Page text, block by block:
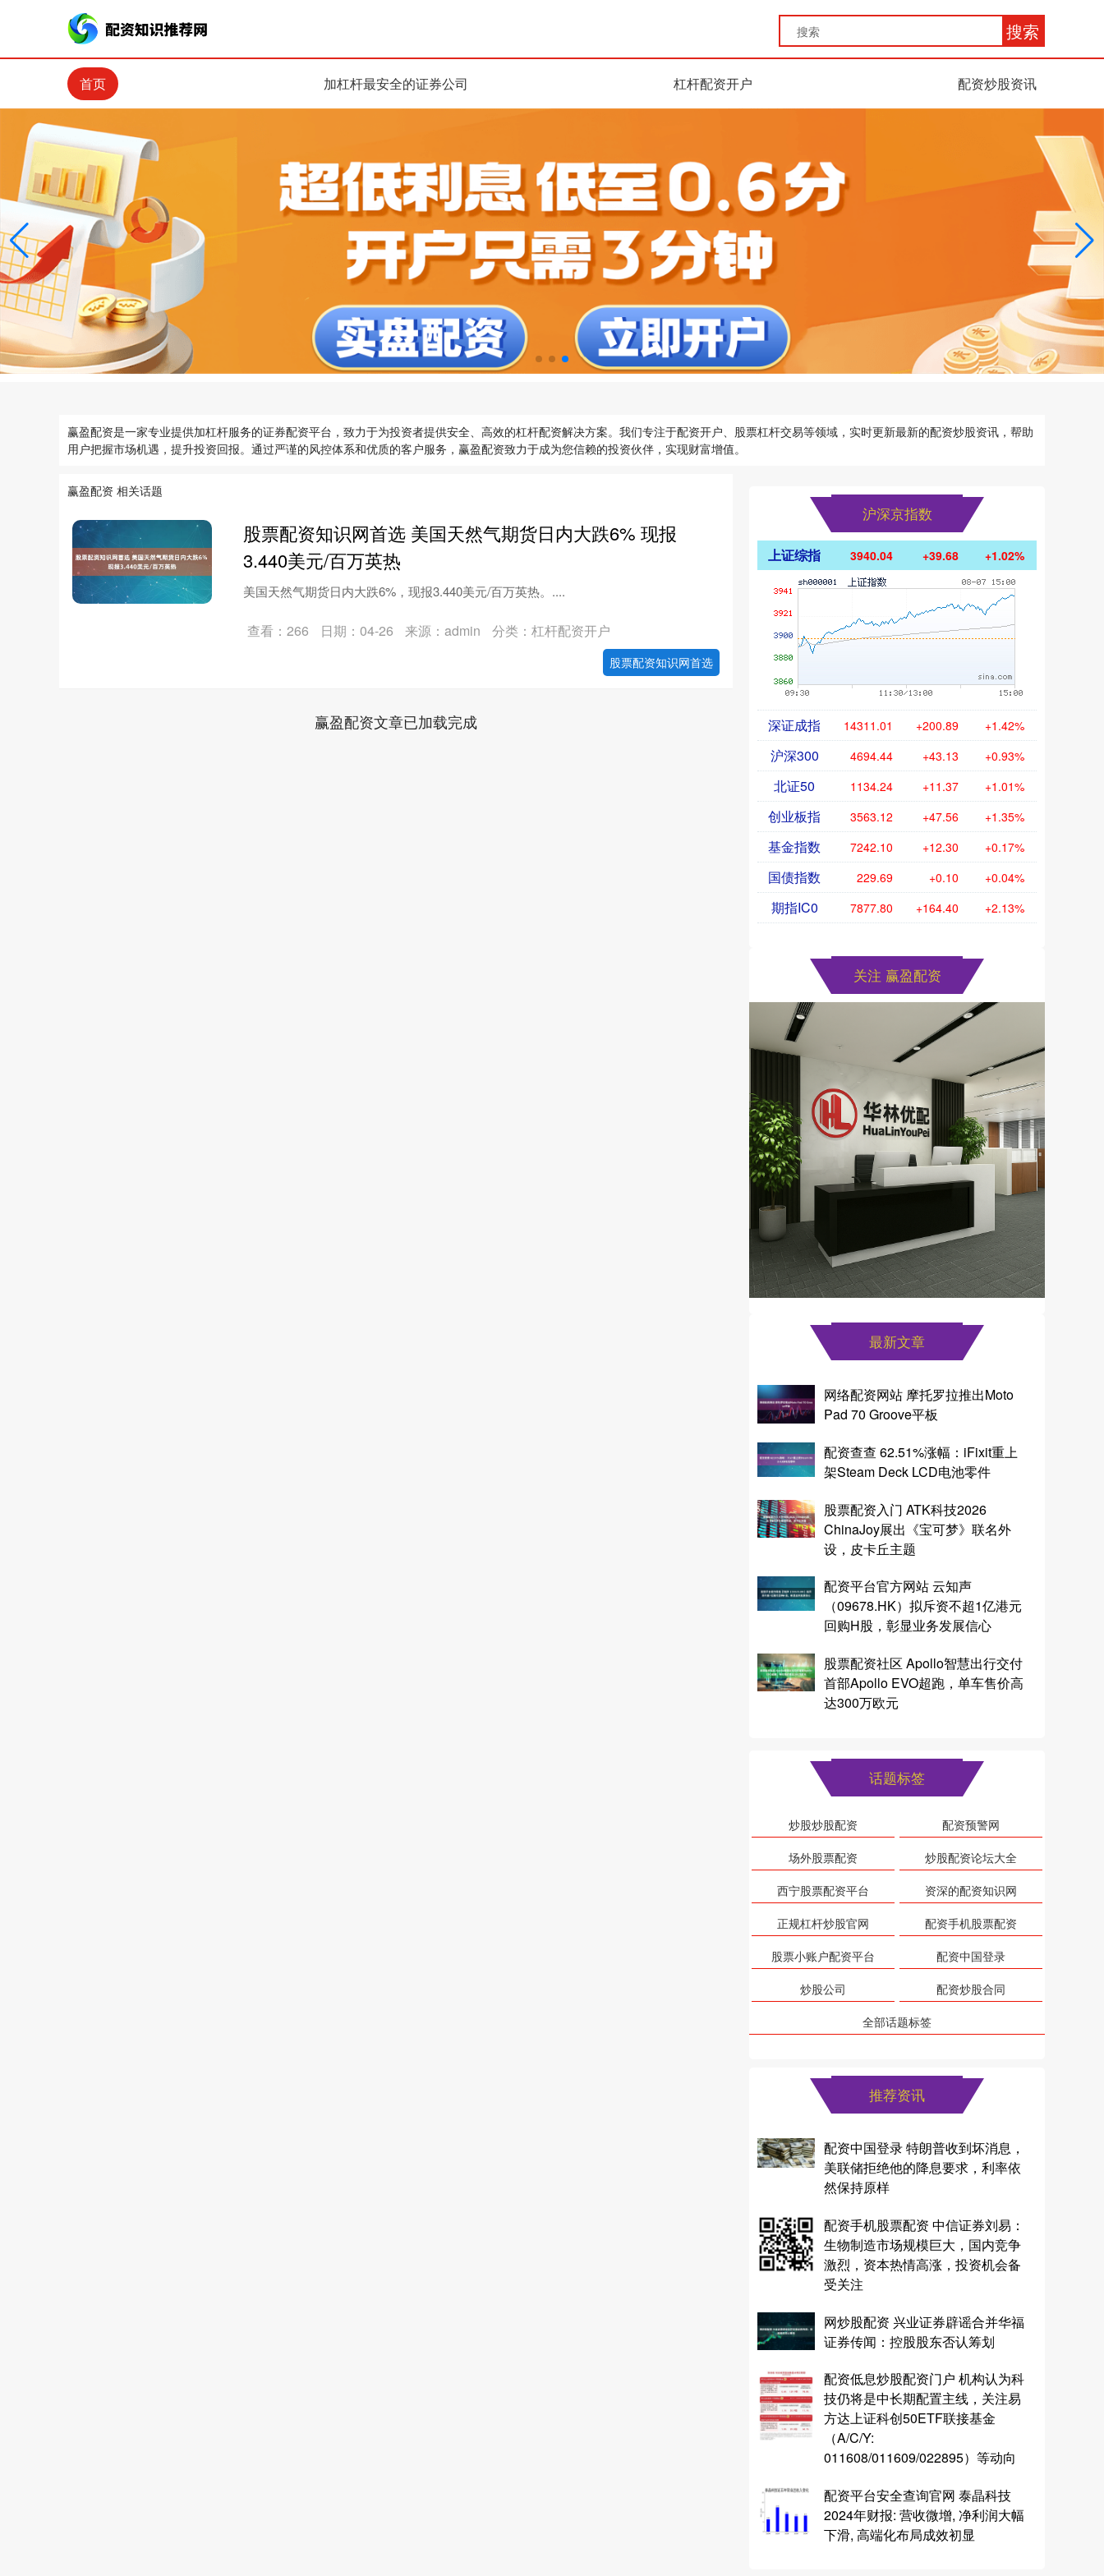
搜索
首页 加杠杆最安全的证券公司 杠杆配资开户 配资炒股资讯
赢盈配资是一家专业提供加杠杆服务的证券配资平台，致力于为投资者提供安全、高效的杠杆配资解决方案。我们专注于配资开户、股票杠杆交易等领域，实时更新最新的配资炒股资讯，帮助
用户把握市场机遇，提升投资回报。通过严谨的风控体系和优质的客户服务，赢盈配资致力于成为您信赖的投资伙伴，实现财富增值。
赢盈配资 相关话题
股票配资知识网首选 美国天然气期货日内大跌6% 现报
3.440美元/百万英热
美国天然气期货日内大跌6%，现报3.440美元/百万英热。....
查看：266 日期：04-26 来源：admin 分类：杠杆配资开户
股票配资知识网首选
赢盈配资文章已加载完成
沪深京指数
上证综指 3940.04 +39.68 +1.02%
深证成指 14311.01 +200.89 +1.42%
沪深300 4694.44 +43.13 +0.93%
北证50 1134.24 +11.37 +1.01%
创业板指 3563.12 +47.56 +1.35%
基金指数 7242.10 +12.30 +0.17%
国债指数 229.69 +0.10 +0.04%
期指IC0 7877.80 +164.40 +2.13%
关注 赢盈配资
最新文章
网络配资网站 摩托罗拉推出Moto
Pad 70 Groove平板
配资查查 62.51%涨幅：iFixit重上
架Steam Deck LCD电池零件
股票配资入门 ATK科技2026
ChinaJoy展出《宝可梦》联名外
设，皮卡丘主题
配资平台官方网站 云知声
（09678.HK）拟斥资不超1亿港元
回购H股，彰显业务发展信心
股票配资社区 Apollo智慧出行交付
首部Apollo EVO超跑，单车售价高
达300万欧元
话题标签
炒股炒股配资
配资预警网
场外股票配资
炒股配资论坛大全
西宁股票配资平台
资深的配资知识网
正规杠杆炒股官网
配资手机股票配资
股票小账户配资平台
配资中国登录
炒股公司
配资炒股合同
全部话题标签
推荐资讯
配资中国登录 特朗普收到坏消息，
美联储拒绝他的降息要求，利率依
然保持原样
配资手机股票配资 中信证券刘易：
生物制造市场规模巨大，国内竞争
激烈，资本热情高涨，投资机会备
受关注
网炒股配资 兴业证券辟谣合并华福
证券传闻：控股股东否认筹划
配资低息炒股配资门户 机构认为科
技仍将是中长期配置主线，关注易
方达上证科创50ETF联接基金
（A/C/Y:
011608/011609/022895）等动向
配资平台安全查询官网 泰晶科技
2024年财报: 营收微增, 净利润大幅
下滑, 高端化布局成效初显